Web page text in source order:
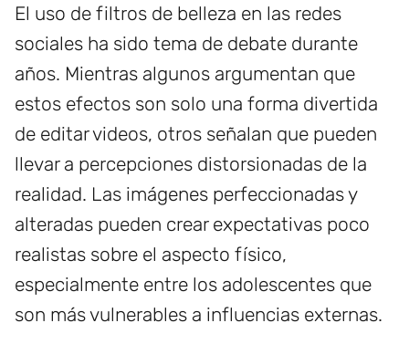
El uso de filtros de belleza en las redes
sociales ha sido tema de debate durante
años. Mientras algunos argumentan que
estos efectos son solo una forma divertida
de editar videos, otros señalan que pueden
llevar a percepciones distorsionadas de la
realidad. Las imágenes perfeccionadas y
alteradas pueden crear expectativas poco
realistas sobre el aspecto físico,
especialmente entre los adolescentes que
son más vulnerables a influencias externas.